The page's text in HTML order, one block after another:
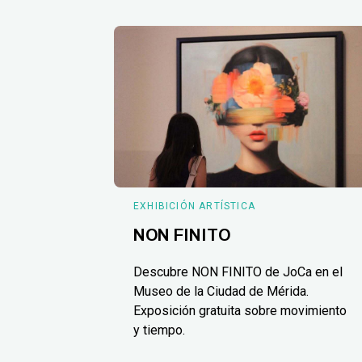
EXHIBICIÓN ARTÍSTICA
NON FINITO
Descubre NON FINITO de JoCa en el
Museo de la Ciudad de Mérida.
Exposición gratuita sobre movimiento
y tiempo.